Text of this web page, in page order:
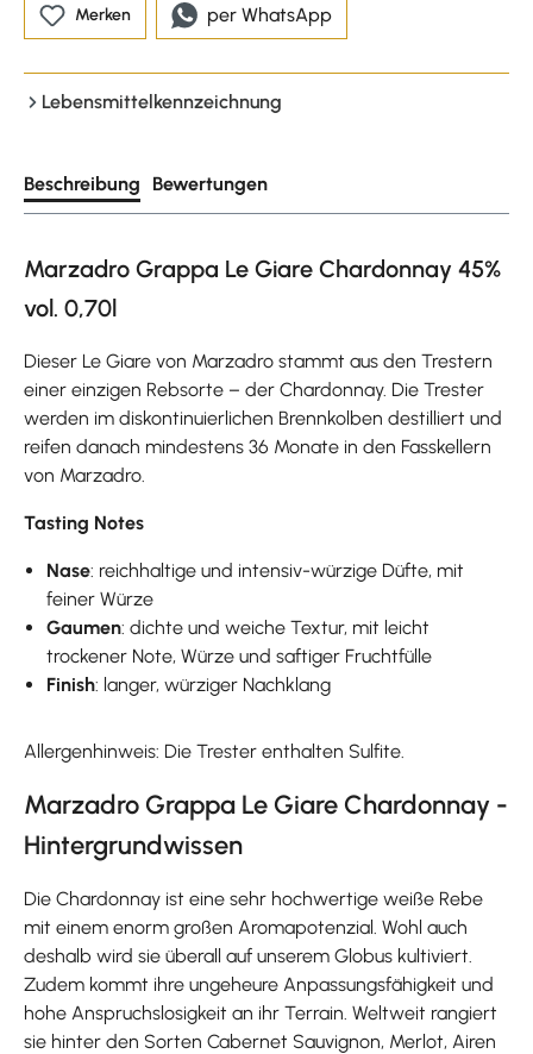
Merken per WhatsApp
Lebensmittelkennzeichnung
Beschreibung Bewertungen
Marzadro Grappa Le Giare Chardonnay 45%
vol. 0,70l
Dieser Le Giare von Marzadro stammt aus den Trestern
einer einzigen Rebsorte – der Chardonnay. Die Trester
werden im diskontinuierlichen Brennkolben destilliert und
reifen danach mindestens 36 Monate in den Fasskellern
von Marzadro.
Tasting Notes
Nase: reichhaltige und intensiv-würzige Düfte, mit
feiner Würze
Gaumen: dichte und weiche Textur, mit leicht
trockener Note, Würze und saftiger Fruchtfülle
Finish: langer, würziger Nachklang
Allergenhinweis: Die Trester enthalten Sulfite.
Marzadro Grappa Le Giare Chardonnay -
Hintergrundwissen
Die Chardonnay ist eine sehr hochwertige weiße Rebe
mit einem enorm großen Aromapotenzial. Wohl auch
deshalb wird sie überall auf unserem Globus kultiviert.
Zudem kommt ihre ungeheure Anpassungsfähigkeit und
hohe Anspruchslosigkeit an ihr Terrain. Weltweit rangiert
sie hinter den Sorten Cabernet Sauvignon, Merlot, Airen